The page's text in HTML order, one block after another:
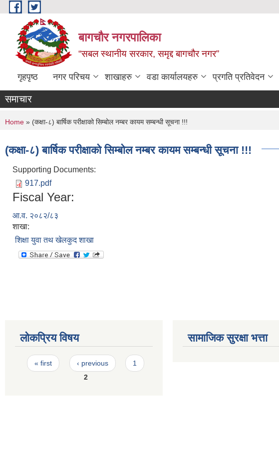
Skip to main content
बागचौर नगरपालिका
“सबल स्थानीय सरकार, समृद्द बागचौर नगर”
गृहपृष्ठ नगर परिचय शाखाहरु वडा ‍कार्यालयहरु प्रगति प्रतिवेदन
समाचार
You are here
Home » (कक्षा-८) बार्षिक परीक्षाको सिम्बोल नम्बर कायम सम्बन्धी सूचना !!!
(कक्षा-८) बार्षिक परीक्षाको सिम्बोल नम्बर कायम सम्बन्धी सूचना !!!
Supporting Documents:
917.pdf
Fiscal Year:
आ.व. २०८२/८३
शाखा:
शिक्षा युवा तथ खेलकुद शाखा
लोकप्रिय विषय
Pages
« first ‹ previous
1
2
सामाजिक सुरक्षा भत्ता